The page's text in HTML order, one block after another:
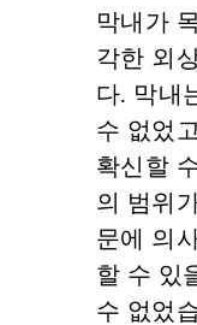
막내가
각한 외
다. 막내
수 없었
확신할
의 범위
문에 의
할 수 있
수 없었